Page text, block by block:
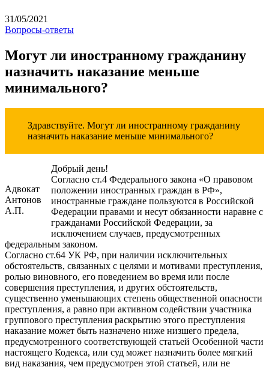
31/05/2021
Вопросы-ответы
Могут ли иностранному гражданину
назначить наказание меньше
минимального?
Здравствуйте. Могут ли иностранному гражданину
назначить наказание меньше минимального?
Адвокат
Антонов
А.П.
Добрый день!
Согласно ст.4 Федерального закона «О правовом
положении иностранных граждан в РФ»,
иностранные граждане пользуются в Российской
Федерации правами и несут обязанности наравне с
гражданами Российской Федерации, за
исключением случаев, предусмотренных
федеральным законом.
Согласно ст.64 УК РФ, при наличии исключительных
обстоятельств, связанных с целями и мотивами преступления,
ролью виновного, его поведением во время или после
совершения преступления, и других обстоятельств,
существенно уменьшающих степень общественной опасности
преступления, а равно при активном содействии участника
группового преступления раскрытию этого преступления
наказание может быть назначено ниже низшего предела,
предусмотренного соответствующей статьей Особенной части
настоящего Кодекса, или суд может назначить более мягкий
вид наказания, чем предусмотрен этой статьей, или не